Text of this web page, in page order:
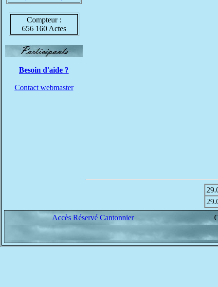
Compteur :
656 160 Actes
Besoin d'aide ?
Contact webmaster
Accès Réservé Cantonnier